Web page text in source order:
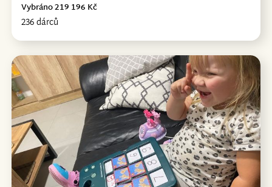
236 dárců
Vybráno 219 196 Kč